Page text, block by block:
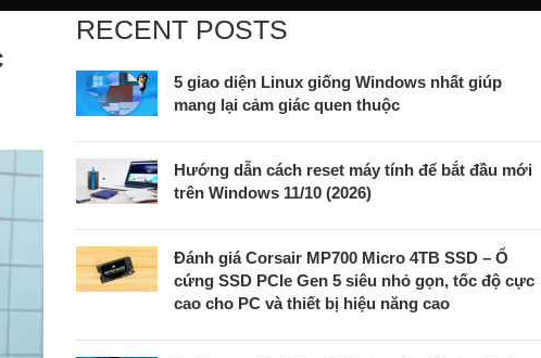
RECENT POSTS
5 giao diện Linux giống Windows nhất giúp
mang lại cảm giác quen thuộc
Hướng dẫn cách reset máy tính để bắt đầu mới
trên Windows 11/10 (2026)
Đánh giá Corsair MP700 Micro 4TB SSD – Ổ
cứng SSD PCIe Gen 5 siêu nhỏ gọn, tốc độ cực
cao cho PC và thiết bị hiệu năng cao